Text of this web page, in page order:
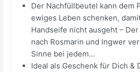
Der Nachfüllbeutel kann dem
ewiges Leben schenken,
Handseife nicht ausgeht –
nach Rosmarin und Ingwer
Sinne bei jedem...
Ideal als Geschenk für Dich &